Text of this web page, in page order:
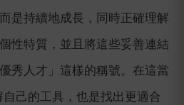
是持續地成長，同時正確理解
性特質，並且將這些妥善連結
秀人才」這樣的稱號。在這當
己的工具，也是找出更適合